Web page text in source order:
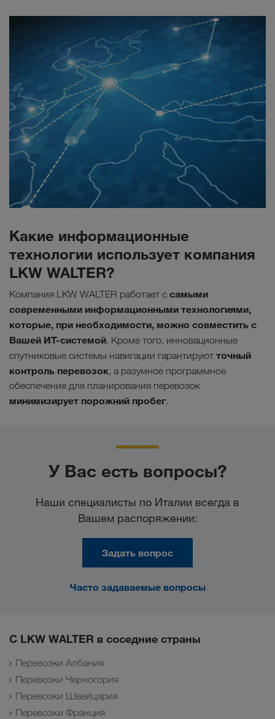
Какие информационные
технологии использует компания
LKW WALTER?
Компания LKW WALTER работает с самыми
современными информационными технологиями,
которые, при необходимости, можно совместить с
Вашей ИТ-системой. Кроме того, инновационные
спутниковые системы навигации гарантируют точный
контроль перевозок, а разумное программное
обеспечение для планирования перевозок
минимизирует порожний пробег.
У Вас есть вопросы?
Наши специалисты по Италии всегда в
Вашем распоряжении:
Задать вопрос
Часто задаваемые вопросы
С LKW WALTER в соседние страны
Перевозки Албания
Перевозки Черногория
Перевозки Швейцария
Перевозки Франция